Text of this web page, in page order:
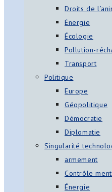
Droits de
Énergie
Écologie
Pollution-
Transport
Politique
Europe
Géopolitique
Démocratie
Diplomatie
Singularité
armement
Contrôle
Énergie